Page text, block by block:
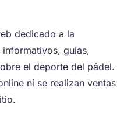
dedicado a la
guías,
el deporte del pádel.
ni se realizan ventas